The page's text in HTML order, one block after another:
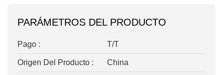
PARÁMETROS DEL PRODUCTO
Pago : T/T
Origen Del Producto : China